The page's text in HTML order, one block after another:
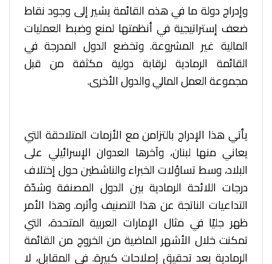
وإدراج دولة ما في هذه القائمة يشير إلى وجود نقاط
ضعف إستراتيجية في أنظمتها لمنع وضبط العمليات
المالية غير المشروعة. وتخضع الدول المدرجة في
القائمة الرمادية لرقابة دولية مكثفة من قبل
مجموعة العمل المالي والدول الأخرى.
يأتي هذا الإدراج بالتزامن مع الأزمات المتلاحقة التي
يعاني منها لبنان، وآخرها العدوان الإسرائيلي على
البلاد، وسط تساؤلات الخبراء والناشطين حول إختلاف
درجات اللائحة الرمادية بين الدول المصنفة وشدّة
التداعيات الناتجة عن هذا التصنيف وأثره. وهذا الأمر
ظهر جليًا في مثال الإمارات العربية المتحدة، التي
تمكنت خلال الأشهر الماضية من الخروج من القائمة
الرمادية بعد تحقيق إصلاحات كبيرة. في المقابل، لا